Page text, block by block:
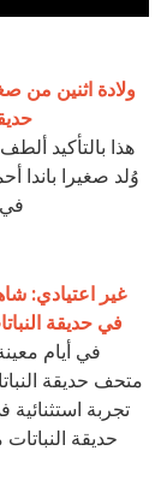
ولادة اثنين من
هذا بالتأكيد
وُلد صغيرا باندا
غير اعتيادي:
في حديقة
في أيام
متحف حديقة
تجربة
حديقة